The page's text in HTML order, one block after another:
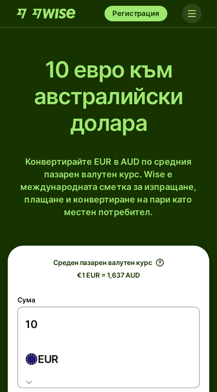
Регистрация
10 евро към
австралийски
доларa
Конвертирайте EUR в AUD по средния
пазарен валутен курс. Wise е
международната сметка за изпращане,
плащане и конвертиране на пари като
местен потребител.
Среден пазарен валутен курс
€1 EUR = 1,637 AUD
Сума
EUR